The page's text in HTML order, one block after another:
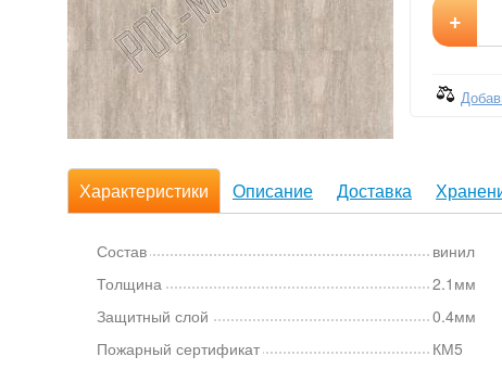
+
Характеристики Описание Доставка
Состав
винил
Толщина
2.1мм
Защитный слой
0.4мм
Пожарный сертификат
КМ5